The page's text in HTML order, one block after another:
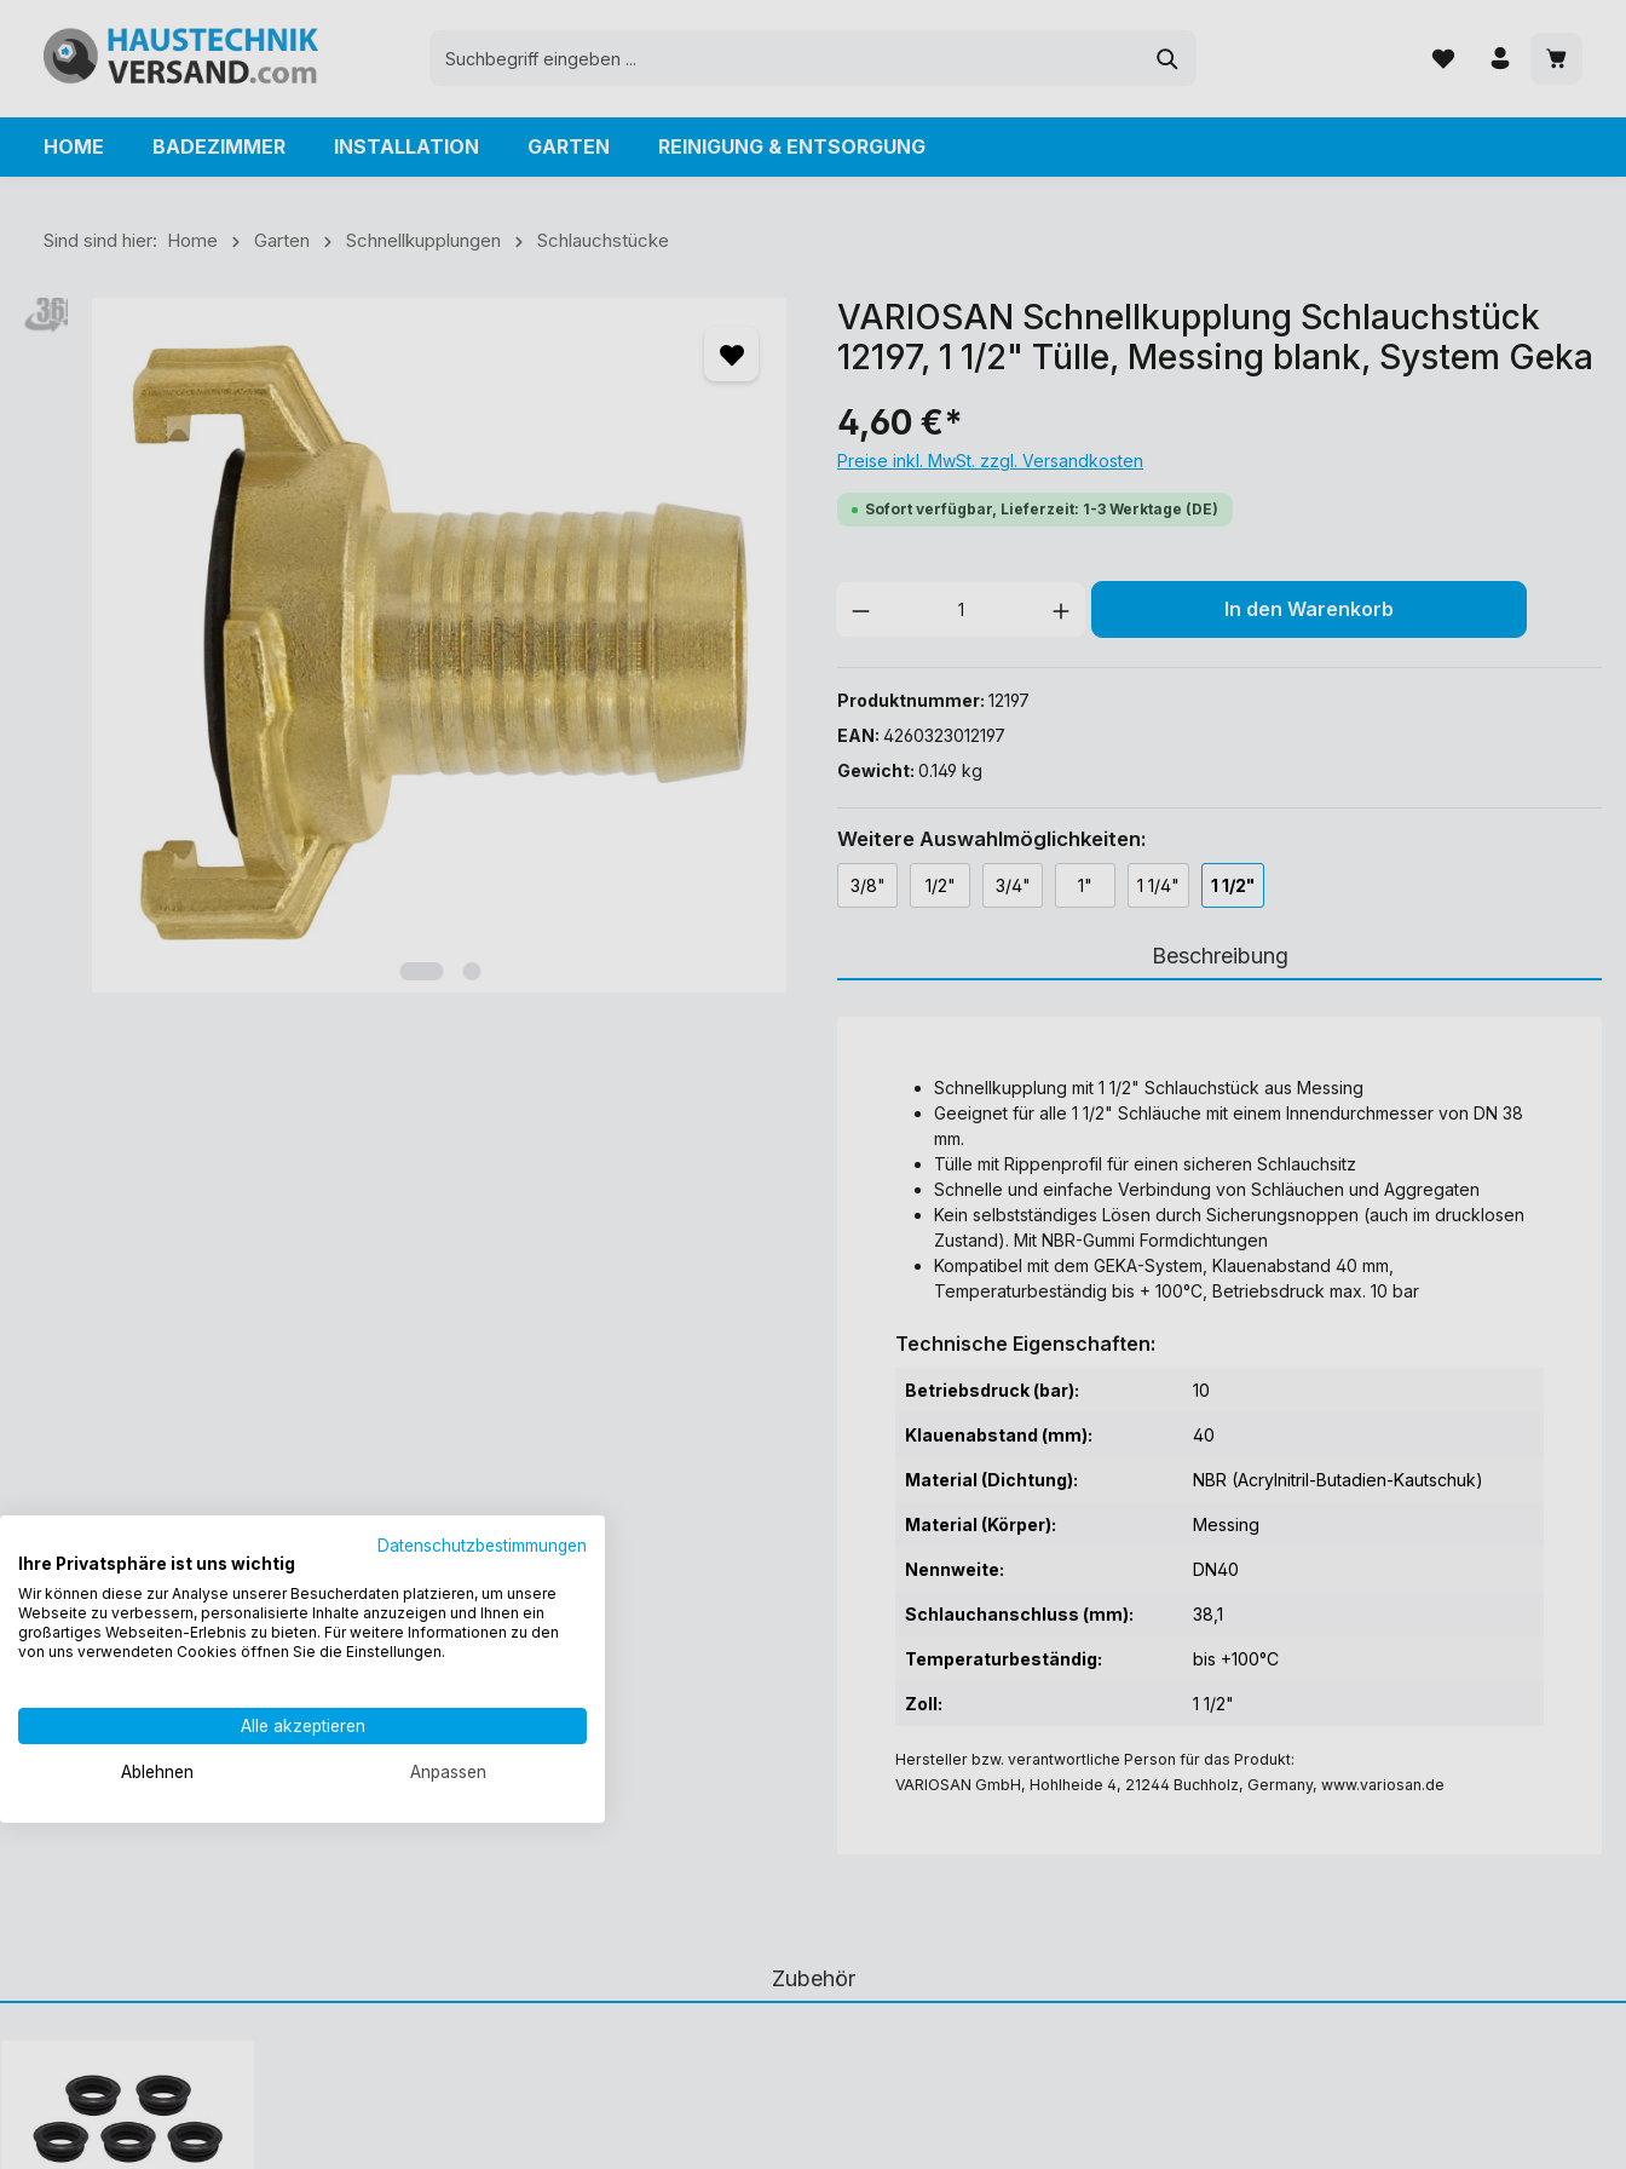
HOME BADEZIMMER INSTALLATION GARTEN REINIGUNG & ENTSORGUNG
Sind sind hier: Home Garten Schnellkupplungen Schlauchstücke
VARIOSAN Schnellkupplung Schlauchstück
12197, 1 1/2" Tülle, Messing blank, System Geka
4,60 €*
Preise inkl. MwSt. zzgl. Versandkosten
Sofort verfügbar, Lieferzeit: 1-3 Werktage (DE)
In den Warenkorb
Produktnummer: 12197
EAN: 4260323012197
Gewicht: 0.149 kg
Weitere Auswahlmöglichkeiten:
3/8" 1/2" 3/4" 1" 1 1/4" 1 1/2"
Beschreibung
Schnellkupplung mit 1 1/2" Schlauchstück aus Messing
Geeignet für alle 1 1/2" Schläuche mit einem Innendurchmesser von DN 38
mm.
Tülle mit Rippenprofil für einen sicheren Schlauchsitz
Schnelle und einfache Verbindung von Schläuchen und Aggregaten
Kein selbstständiges Lösen durch Sicherungsnoppen (auch im drucklosen
Zustand). Mit NBR-Gummi Formdichtungen
Kompatibel mit dem GEKA-System, Klauenabstand 40 mm,
Temperaturbeständig bis + 100°C, Betriebsdruck max. 10 bar
Technische Eigenschaften:
Betriebsdruck (bar): 10
Klauenabstand (mm): 40
Material (Dichtung): NBR (Acrylnitril-Butadien-Kautschuk)
Material (Körper): Messing
Nennweite: DN40
Schlauchanschluss (mm): 38,1
Temperaturbeständig: bis +100°C
Zoll: 1 1/2"
Hersteller bzw. verantwortliche Person für das Produkt:
VARIOSAN GmbH, Hohlheide 4, 21244 Buchholz, Germany, www.variosan.de
Zubehör
Datenschutzbestimmungen
Ihre Privatsphäre ist uns wichtig
Wir können diese zur Analyse unserer Besucherdaten platzieren, um unsere
Webseite zu verbessern, personalisierte Inhalte anzuzeigen und Ihnen ein
großartiges Webseiten-Erlebnis zu bieten. Für weitere Informationen zu den
von uns verwendeten Cookies öffnen Sie die Einstellungen.
Alle akzeptieren
Ablehnen Anpassen